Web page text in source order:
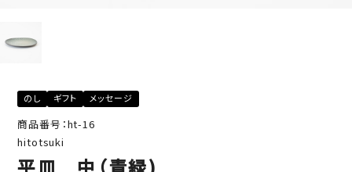
のし ギフト メッセージ
商品番号：ht-16
hitotsuki
平皿 中（青緑)